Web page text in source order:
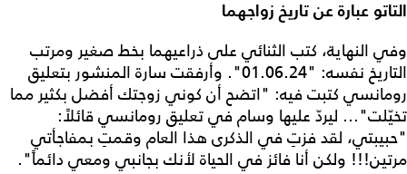
التاتو عبارة عن تاريخ زواجهما
وفي النهاية، كتب الثنائي على ذراعيهما بخط صغير ومرتب
التاريخ نفسه: "01.06.24". وأرفقت سارة المنشور بتعليق
رومانسي كتبت فيه: "اتضح أن كوني زوجتك أفضل بكثير مما
تخيّلت"... ليردّ عليها وسام في تعليق رومانسي قائلاً:
"حبيبتي، لقد فزتِ في الذكرى هذا العام وقمتِ بمفاجأتي
مرتين!!! ولكن أنا فائز في الحياة لأنك بجانبي ومعي دائماً".